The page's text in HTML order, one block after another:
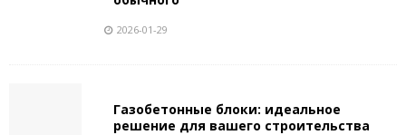
2026-01-29
Газобетонные блоки: идеальное
решение для вашего строительства